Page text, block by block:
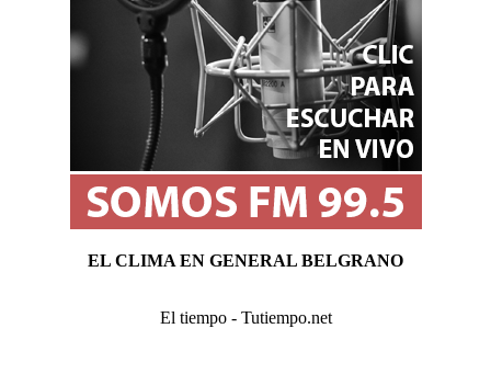
EL CLIMA EN GENERAL BELGRANO
El tiempo - Tutiempo.net